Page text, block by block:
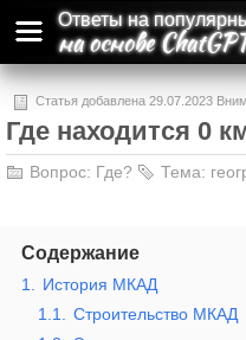
Ответы на
на основе
Статья добавлена 29.07.2023
и может содержать ошибки и
Где находится 0
Вопрос: Где? Тема:
Содержание
1.
История МКАД
1.1.
Строительство МКАД